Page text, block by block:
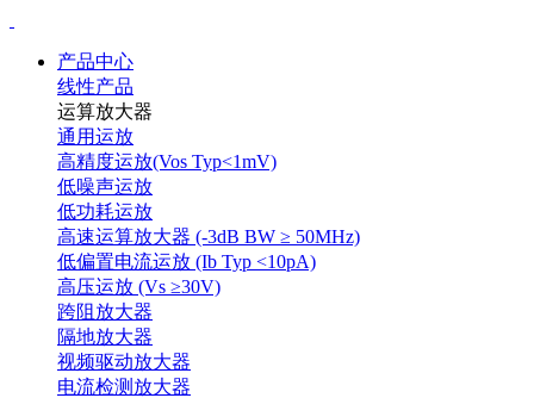
产品中心
线性产品
运算放大器
通用运放
高精度运放(Vos Typ<1mV)
低噪声运放
低功耗运放
高速运算放大器 (-3dB BW ≥ 50MHz)
低偏置电流运放 (Ib Typ <10pA)
高压运放 (Vs ≥30V)
跨阻放大器
隔地放大器
视频驱动放大器
电流检测放大器